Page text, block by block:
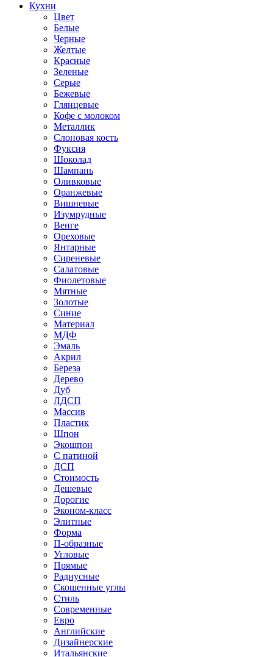
Кухни
Цвет
Белые
Черные
Желтые
Красные
Зеленые
Серые
Бежевые
Глянцевые
Кофе с молоком
Металлик
Слоновая кость
Фуксия
Шоколад
Шампань
Оливковые
Оранжевые
Вишневые
Изумрудные
Венге
Ореховые
Янтарные
Сиреневые
Салатовые
Фиолетовые
Мятные
Золотые
Синие
Материал
МДФ
Эмаль
Акрил
Береза
Дерево
Дуб
ЛДСП
Массив
Пластик
Шпон
Экошпон
С патиной
ДСП
Стоимость
Дешевые
Дорогие
Эконом-класс
Элитные
Форма
П-образные
Угловые
Прямые
Радиусные
Скошенные углы
Стиль
Современные
Евро
Английские
Дизайнерские
Итальянские